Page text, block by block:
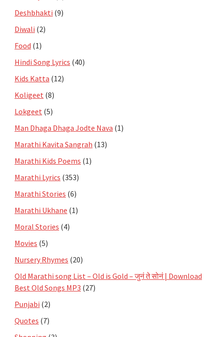
Deshbhakti (9)
Diwali (2)
Food (1)
Hindi Song Lyrics (40)
Kids Katta (12)
Koligeet (8)
Lokgeet (5)
Man Dhaga Dhaga Jodte Nava (1)
Marathi Kavita Sangrah (13)
Marathi Kids Poems (1)
Marathi Lyrics (353)
Marathi Stories (6)
Marathi Ukhane (1)
Moral Stories (4)
Movies (5)
Nursery Rhymes (20)
Old Marathi song List – Old is Gold – जुनं ते सोनं | Download
Best Old Songs MP3 (27)
Punjabi (2)
Quotes (7)